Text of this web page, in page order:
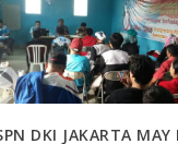
DKI JAKARTA MAY